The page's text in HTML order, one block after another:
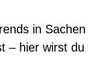
in
– hier wirst du